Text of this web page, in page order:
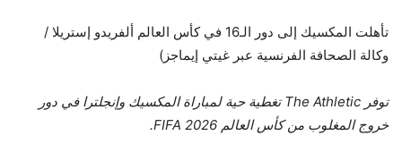
تأهلت المكسيك إلى دور الـ16 في كأس العالم
ألفريدو إستريلا /
وكالة الصحافة الفرنسية عبر غيتي إيماجز)
توفر The Athletic تغطية حية لمباراة المكسيك وإنجلترا في دور
خروج المغلوب من كأس العالم 2026 FIFA.